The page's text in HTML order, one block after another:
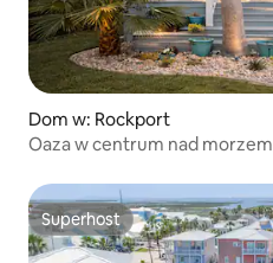
Dom w: Rockport
Oaza w centrum nad
Superhost
Superhost